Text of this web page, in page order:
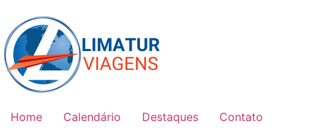
content
Home Calendário Destaques Contato